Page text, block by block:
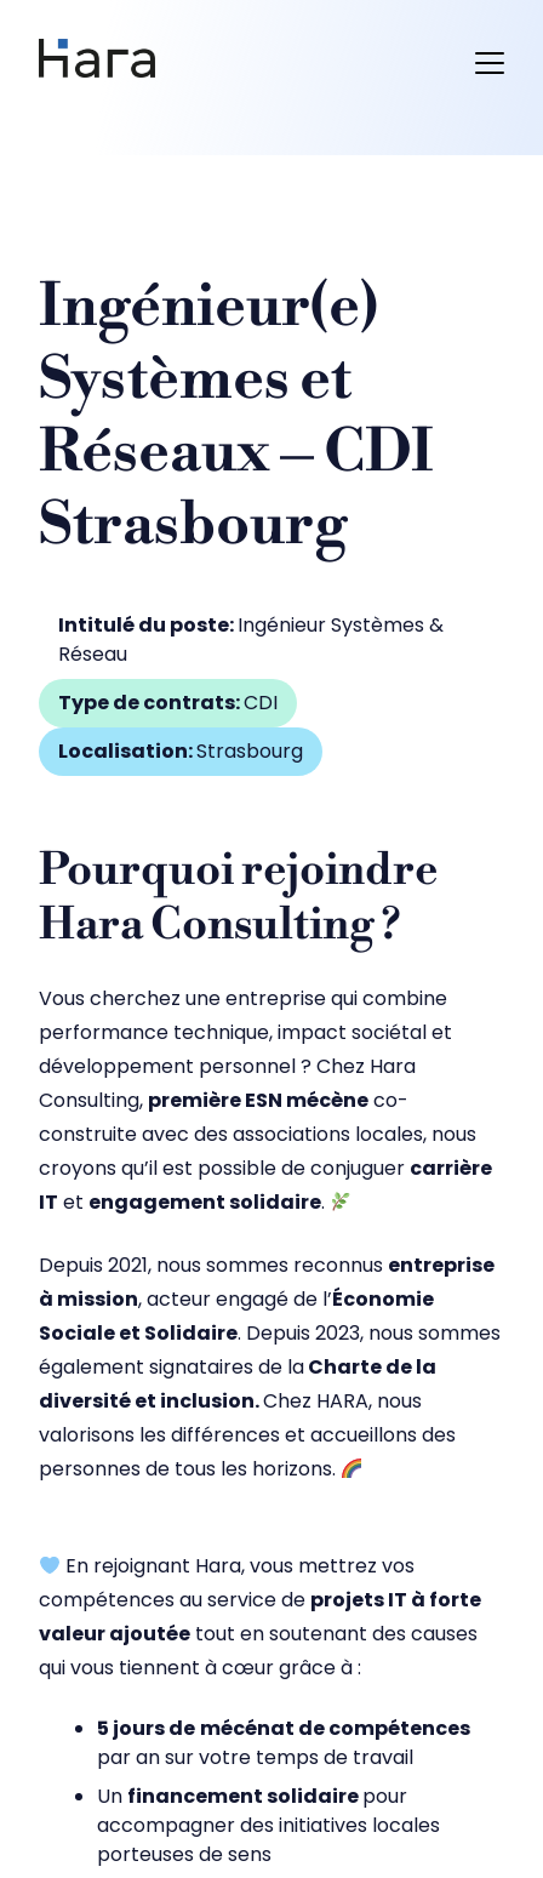
content
Ingénieur(e)
Systèmes et
Réseaux – CDI
Strasbourg
Intitulé du poste:Ingénieur Systèmes &
Réseau
Type de contrats:CDI
Localisation:Strasbourg
Pourquoi rejoindre
Hara Consulting ?
Vous cherchez une entreprise qui combine
performance technique, impact sociétal et
développement personnel ? Chez Hara
Consulting, première ESN mécèneco-
construite avec des associations locales, nous
croyons qu’il est possible de conjuguer carrière
IT et engagement solidaire.
Depuis 2021, nous sommes reconnus entreprise
à mission, acteur engagé de l’Économie
Sociale et Solidaire. Depuis 2023, nous sommes
également signataires de laCharte de la
diversité et inclusion.Chez HARA, nous
valorisons les différences et accueillons des
personnes de tous les horizons.
En rejoignant Hara, vous mettrez vos
compétences au service de projets IT à forte
valeur ajoutée tout en soutenant des causes
qui vous tiennent à cœur grâce à :
5 jours de mécénat de compétences
par an sur votre temps de travail
Un financement solidairepour
accompagner des initiatives locales
porteuses de sens